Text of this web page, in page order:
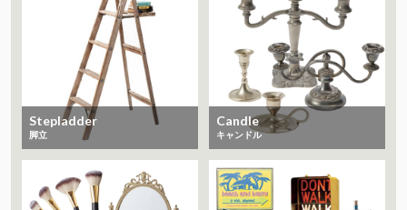
Stepladder
脚立
Candle
キャンドル